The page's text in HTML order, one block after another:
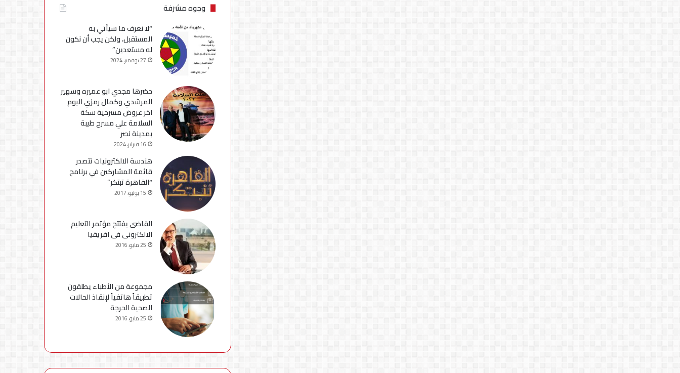
وجوه مشرفة
“لا نعرف ما سيأتي به
المستقبل، ولكن يجب أن نكون
له مستعدين”
27 نوفمبر، 2024
حضرها مجدي ابو عميره وسهير
المرشدي وكمال رمزي اليوم
اخر عروض مسرحية سكة
السلامة علي مسرح طيبة
بمدينة نصر
16 فبراير، 2024
هندسة الالكترونيات تتصدر
قائمة المشاركين في برنامج
“القاهرة تبتكر”
15 يوليو، 2017
القاضى يفتتح مؤتمر التعليم
الالكترونى فى افريقيا
25 مايو، 2016
مجموعة من الأطباء يطلقون
تطبيقاً هاتفياً لإنقاذ الحالات
الصحية الحرجة
25 مايو، 2016